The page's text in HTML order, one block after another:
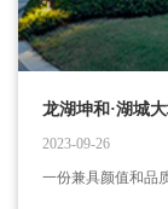
龙湖坤和·湖城
2023-09-26
一份兼具颜值和品